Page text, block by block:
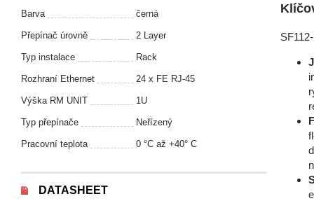
Barva černá
Přepínač úrovně 2 Layer
Typ instalace Rack
Rozhraní Ethernet 24 x FE RJ-45
Výška RM UNIT 1U
Typ přepínače Neřízený
Pracovní teplota 0 °C až +40° C
DATASHEET